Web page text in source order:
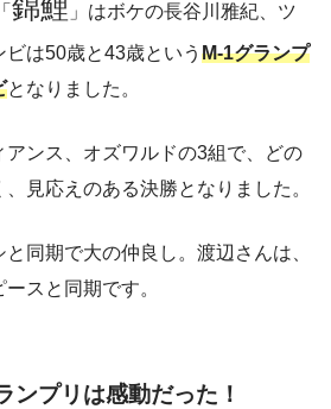
錦鯉 」はボケの長谷川雅紀、ツ
は50歳と43歳という M-1グランプ
となりました。
ンス、オズワルドの3組で、どの
見応えのある決勝となりました。
同期で大の仲良し。渡辺さんは、
スと同期です。
ンプリは感動だった！